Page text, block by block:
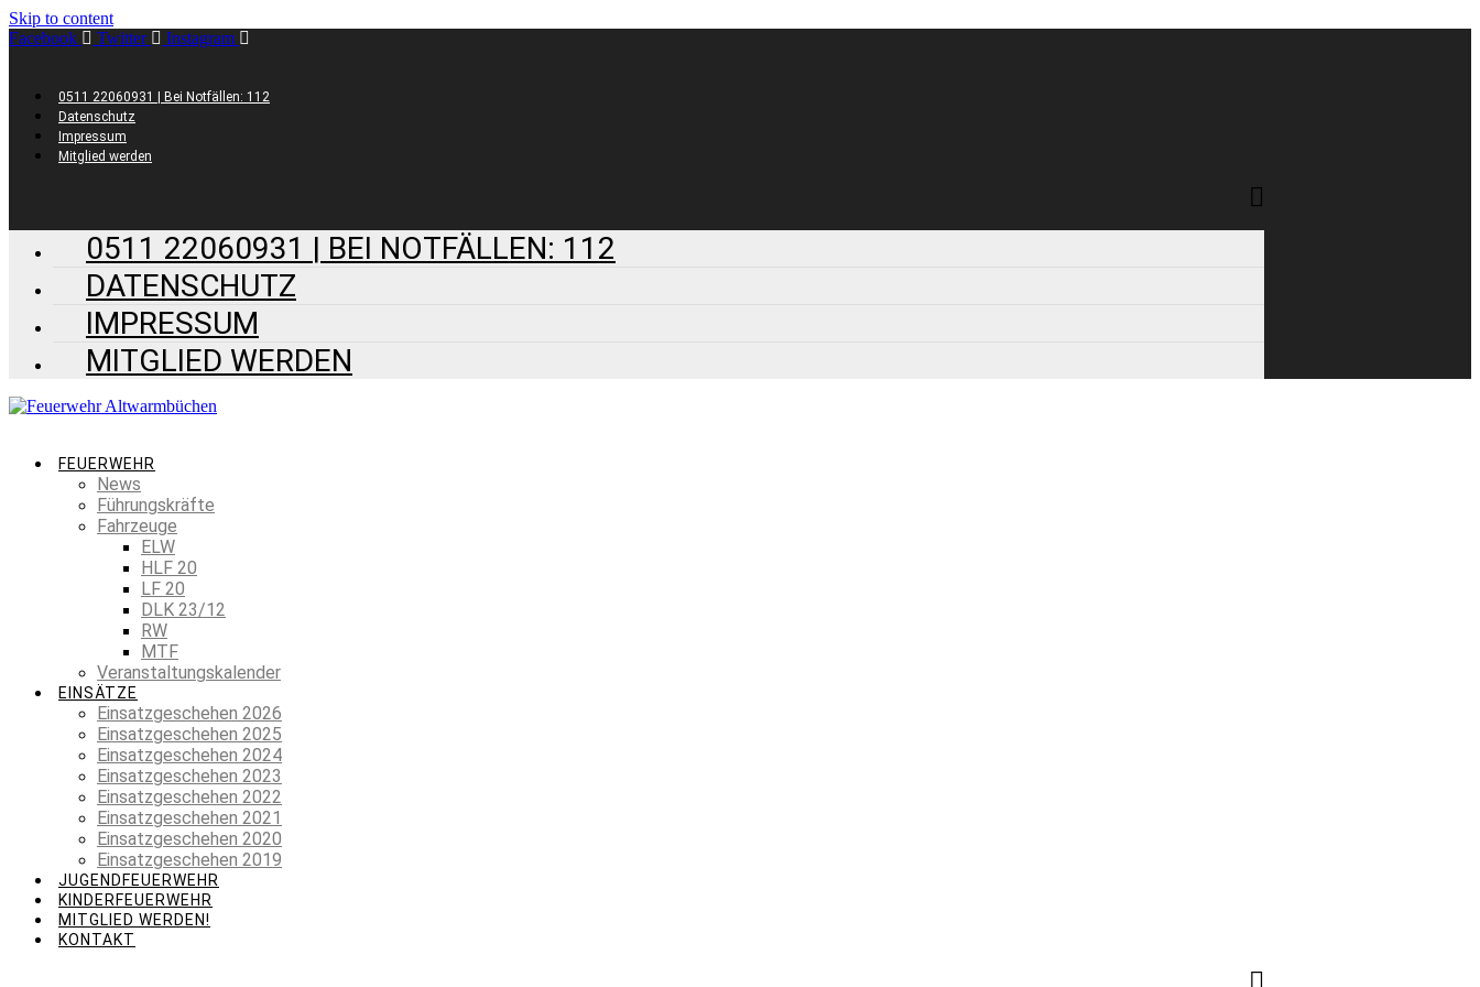
Skip to content
Facebook
Twitter Instagram
0511 22060931 | Bei Notfällen: 112
Datenschutz
Impressum
Mitglied werden
0511 22060931 | BEI NOTFÄLLEN: 112
DATENSCHUTZ
IMPRESSUM
MITGLIED WERDEN
FEUERWEHR
News
Führungskräfte
Fahrzeuge
ELW
HLF 20
LF 20
DLK 23/12
RW
MTF
Veranstaltungskalender
EINSÄTZE
Einsatzgeschehen 2026
Einsatzgeschehen 2025
Einsatzgeschehen 2024
Einsatzgeschehen 2023
Einsatzgeschehen 2022
Einsatzgeschehen 2021
Einsatzgeschehen 2020
Einsatzgeschehen 2019
JUGENDFEUERWEHR
KINDERFEUERWEHR
MITGLIED WERDEN!
KONTAKT